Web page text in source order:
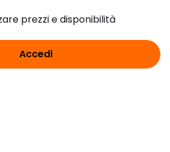
prezzi e disponibilità
Accedi